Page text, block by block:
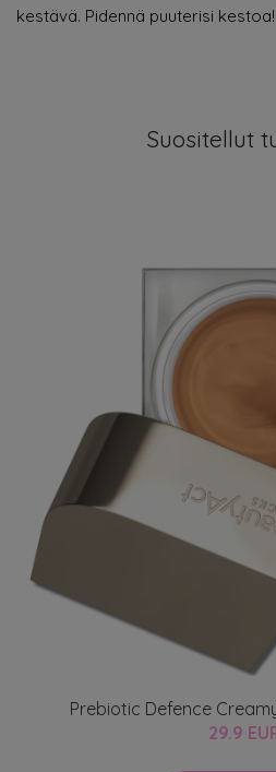
kestävä. Pidennä puuterisi kestoa!
Suositellut
Prebiotic Defence
29.9